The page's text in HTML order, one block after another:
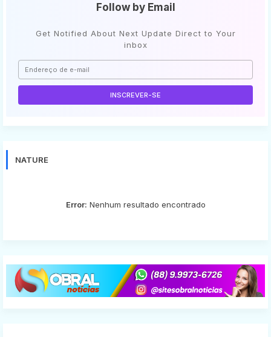
Follow by Email
Get Notified About Next Update Direct to Your
inbox
NATURE
Error: Nenhum resultado encontrado